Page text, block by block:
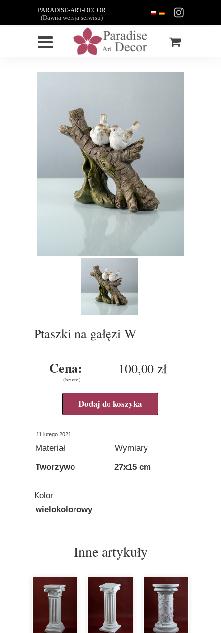
PARADISE-ART-DECOR
(Dawna wersja serwisu)
100,00 zł
Tworzywo
Materiał Wymiary
Cena:
(brutto)
Dodaj do koszyka
27x15 cm
wielokolorowy
Kolor
Ptaszki na gałęzi W
11 lutego 2021
Inne artykuły